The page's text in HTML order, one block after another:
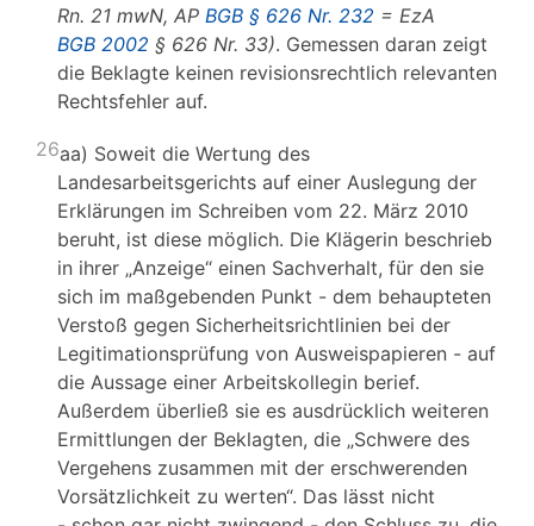
Rn. 21 mwN, AP BGB § 626 Nr. 232 = EzA
BGB 2002 § 626 Nr. 33). Gemessen daran zeigt
die Beklagte keinen revisionsrechtlich relevanten
Rechtsfehler auf.
26aa) Soweit die Wertung des
Landesarbeitsgerichts auf einer Auslegung der
Erklärungen im Schreiben vom 22. März 2010
beruht, ist diese möglich. Die Klägerin beschrieb
in ihrer „Anzeige“ einen Sachverhalt, für den sie
sich im maßgebenden Punkt - dem behaupteten
Verstoß gegen Sicherheitsrichtlinien bei der
Legitimationsprüfung von Ausweispapieren - auf
die Aussage einer Arbeitskollegin berief.
Außerdem überließ sie es ausdrücklich weiteren
Ermittlungen der Beklagten, die „Schwere des
Vergehens zusammen mit der erschwerenden
Vorsätzlichkeit zu werten“. Das lässt nicht